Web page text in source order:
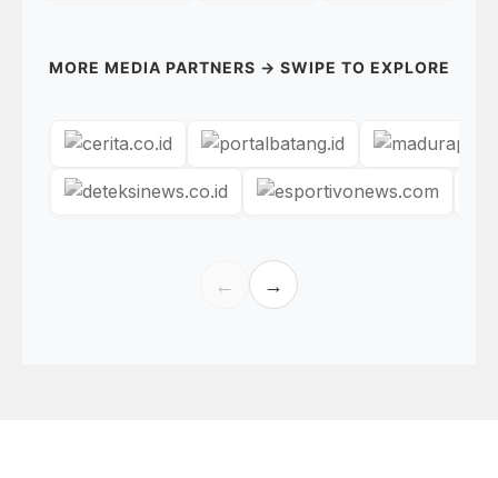
MORE MEDIA PARTNERS → SWIPE TO EXPLORE
← →